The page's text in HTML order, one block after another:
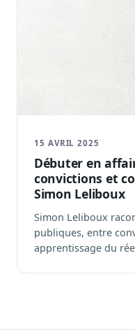
15 AVRIL 2025
Débuter en
convictions et
Simon Leliboux
Simon Leliboux
publiques, entre
apprentissage du